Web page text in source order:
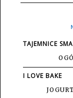
TAJEMNICE
I LOVE BAKE